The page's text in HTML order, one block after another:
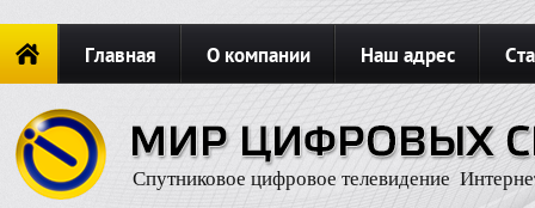
Главная О компании Наш адрес
Новости Карта сайта
Спутниковое цифровое телевидение